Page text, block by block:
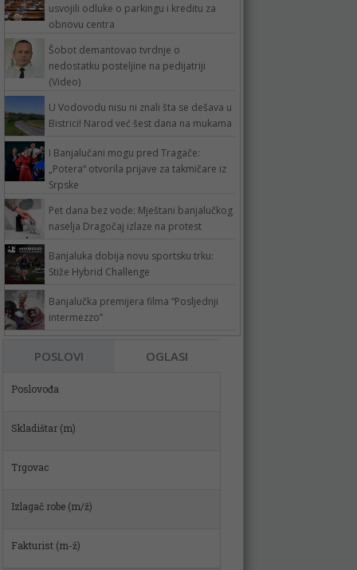
usvojili odluke o parkingu i kreditu za
obnovu centra
Šobot demantovao tvrdnje o
nedostatku posteljine na pedijatriji
(Video)
U Vodovodu nisu ni znali šta se dešava u
Bistrici! Narod već šest dana na mukama
I Banjalučani mogu pred Tragače:
„Potera“ otvorila prijave za takmičare iz
Srpske
Pet dana bez vode: Mještani banjalučkog
naselja Dragočaj izlaze na protest
Banjaluka dobija novu sportsku trku:
Stiže Hybrid Challenge
Banjalučka premijera filma “Posljednji
intermezzo”
POSLOVI OGLASI
Skladištar (m)
Trgovac
Izlagač robe (m/ž)
Fakturist (m-ž)
VOZAČ MIKSERA (m/ž)